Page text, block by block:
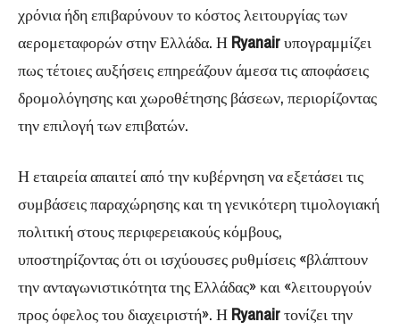
χρόνια ήδη επιβαρύνουν το κόστος λειτουργίας των
αερομεταφορών στην Ελλάδα. Η Ryanairυπογραμμίζει
πως τέτοιες αυξήσεις επηρεάζουν άμεσα τις αποφάσεις
δρομολόγησης και χωροθέτησης βάσεων, περιορίζοντας
την επιλογή των επιβατών.
Η εταιρεία απαιτεί από την κυβέρνηση να εξετάσει τις
συμβάσεις παραχώρησης και τη γενικότερη τιμολογιακή
πολιτική στους περιφερειακούς κόμβους,
υποστηρίζοντας ότι οι ισχύουσες ρυθμίσεις «βλάπτουν
την ανταγωνιστικότητα της Ελλάδας» και «λειτουργούν
προς όφελος του διαχειριστή». Η Ryanairτονίζει την